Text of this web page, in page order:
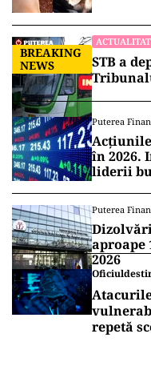
BREAKING
NEWS
STB a
Puterea
în 2026.
liderii
Puterea
aproape
2026
repetă